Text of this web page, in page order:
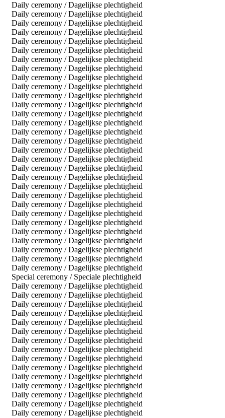
Daily ceremony / Dagelijkse plechtigheid
Daily ceremony / Dagelijkse plechtigheid
Daily ceremony / Dagelijkse plechtigheid
Daily ceremony / Dagelijkse plechtigheid
Daily ceremony / Dagelijkse plechtigheid
Daily ceremony / Dagelijkse plechtigheid
Daily ceremony / Dagelijkse plechtigheid
Daily ceremony / Dagelijkse plechtigheid
Daily ceremony / Dagelijkse plechtigheid
Daily ceremony / Dagelijkse plechtigheid
Daily ceremony / Dagelijkse plechtigheid
Daily ceremony / Dagelijkse plechtigheid
Daily ceremony / Dagelijkse plechtigheid
Daily ceremony / Dagelijkse plechtigheid
Daily ceremony / Dagelijkse plechtigheid
Daily ceremony / Dagelijkse plechtigheid
Daily ceremony / Dagelijkse plechtigheid
Daily ceremony / Dagelijkse plechtigheid
Daily ceremony / Dagelijkse plechtigheid
Daily ceremony / Dagelijkse plechtigheid
Daily ceremony / Dagelijkse plechtigheid
Daily ceremony / Dagelijkse plechtigheid
Daily ceremony / Dagelijkse plechtigheid
Daily ceremony / Dagelijkse plechtigheid
Daily ceremony / Dagelijkse plechtigheid
Daily ceremony / Dagelijkse plechtigheid
Daily ceremony / Dagelijkse plechtigheid
Daily ceremony / Dagelijkse plechtigheid
Daily ceremony / Dagelijkse plechtigheid
Daily ceremony / Dagelijkse plechtigheid
Special ceremony / Speciale plechtigheid
Daily ceremony / Dagelijkse plechtigheid
Daily ceremony / Dagelijkse plechtigheid
Daily ceremony / Dagelijkse plechtigheid
Daily ceremony / Dagelijkse plechtigheid
Daily ceremony / Dagelijkse plechtigheid
Daily ceremony / Dagelijkse plechtigheid
Daily ceremony / Dagelijkse plechtigheid
Daily ceremony / Dagelijkse plechtigheid
Daily ceremony / Dagelijkse plechtigheid
Daily ceremony / Dagelijkse plechtigheid
Daily ceremony / Dagelijkse plechtigheid
Daily ceremony / Dagelijkse plechtigheid
Daily ceremony / Dagelijkse plechtigheid
Daily ceremony / Dagelijkse plechtigheid
Daily ceremony / Dagelijkse plechtigheid